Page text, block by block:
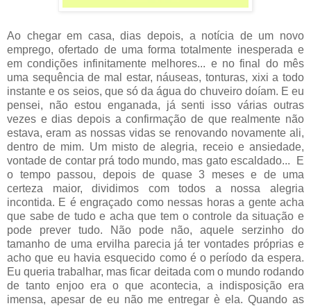
Ao chegar em casa, dias depois, a notícia de um novo
emprego, ofertado de uma forma totalmente inesperada e
em condições infinitamente melhores... e no final do mês
uma sequência de mal estar, náuseas, tonturas, xixi a todo
instante e os seios, que só da água do chuveiro doíam. E eu
pensei, não estou enganada, já senti isso várias outras
vezes e dias depois a confirmação de que realmente não
estava, eram as nossas vidas se renovando novamente ali,
dentro de mim. Um misto de alegria, receio e ansiedade,
vontade de contar prá todo mundo, mas gato escaldado... E
o tempo passou, depois de quase 3 meses e de uma
certeza maior, dividimos com todos a nossa alegria
incontida. E é engraçado como nessas horas a gente acha
que sabe de tudo e acha que tem o controle da situação e
pode prever tudo. Não pode não, aquele serzinho do
tamanho de uma ervilha parecia já ter vontades próprias e
acho que eu havia esquecido como é o período da espera.
Eu queria trabalhar, mas ficar deitada com o mundo rodando
de tanto enjoo era o que acontecia, a indisposição era
imensa, apesar de eu não me entregar è ela. Quando as